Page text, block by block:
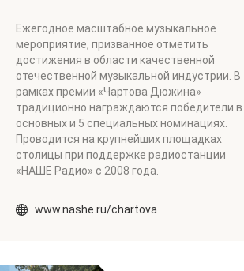
Ежегодное масштабное музыкальное
мероприятие, призванное отметить
достижения в области качественной
отечественной музыкальной индустрии. В
рамках премии «Чартова Дюжина»
традиционно награждаются победители в
основных и 5 специальных номинациях.
Проводится на крупнейших площадках
столицы при поддержке радиостанции
«НАШЕ Радио» с 2008 года.
www.nashe.ru/chartova